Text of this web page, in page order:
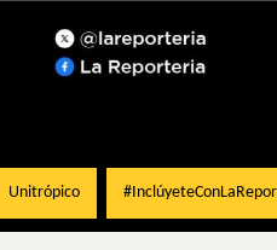
Unitrópico